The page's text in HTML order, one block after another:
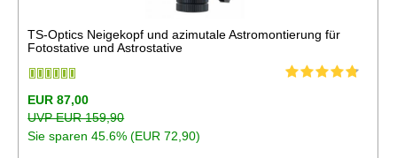
TS-Optics Neigekopf und azimutale Astromontierung für
Fotostative und Astrostative
EUR 87,00
UVP EUR 159,90
Sie sparen 45.6% (EUR 72,90)